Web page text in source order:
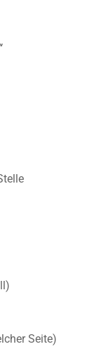
Seite)